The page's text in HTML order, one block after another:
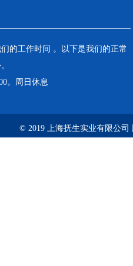
的工作时间 。以下是我们的正常
。周日休息
© 2019 上海抚生实业有限公司